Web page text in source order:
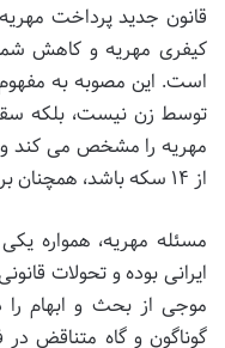
کیفری مهریه و کاهش
است. این مصوبه به
توسط زن نیست، بلکه
مهریه را مشخص می کند و
از ۱۴ سکه باشد، همچنان برای زن محفوظ است.
مسئله مهریه، همواره
ایرانی بوده و تحولات
موجی از بحث و ابهام را
گوناگون و گاه متناقض